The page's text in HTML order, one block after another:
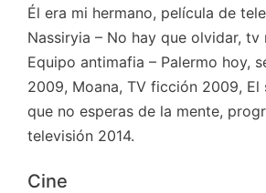
Él era mi hermano, película de
Nassiryia – No hay que olvidar, tv
Equipo antimafia – Palermo hoy,
2009, Moana, TV ficción 2009, El
que no esperas de la mente,
televisión 2014.
Cine